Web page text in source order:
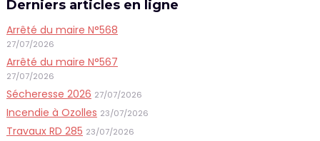
Derniers articles en ligne
Arrêté du maire N°568
27/07/2026
Arrêté du maire N°567
27/07/2026
Sécheresse 2026 27/07/2026
Incendie à Ozolles 23/07/2026
Travaux RD 285 23/07/2026